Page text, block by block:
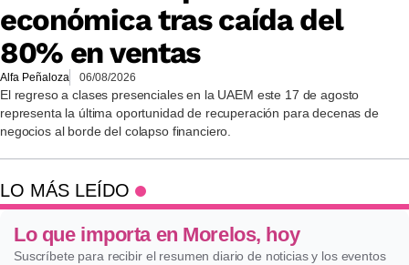
económica tras caída del
80% en ventas
Alfa Peñaloza 06/08/2026
El regreso a clases presenciales en la UAEM este 17 de agosto
representa la última oportunidad de recuperación para decenas de
negocios al borde del colapso financiero.
LO MÁS LEÍDO
Lo que importa en Morelos, hoy
Suscríbete para recibir el resumen diario de noticias y los eventos